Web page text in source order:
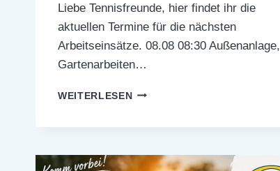
Liebe Tennisfreunde, hier findet ihr die
aktuellen Termine für die nächsten
Arbeitseinsätze. 08.08 08:30 Außenanlage,
Gartenarbeiten…
WEITERLESENARBEITSDIENST